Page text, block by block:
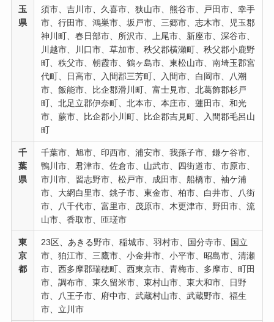
玉
県
須市、吉川市、久喜市、狭山市、熊谷市、戸田市、幸手
市、行田市、鴻巣市、坂戸市、三郷市、志木市、児玉郡
神川町、春日部市、所沢市、上尾市、新座市、深谷市、
川越市、川口市、草加市、秩父郡横瀬町、秩父郡小鹿野
町、秩父市、朝霞市、鶴ヶ島市、東松山市、南埼玉郡宮
代町、日高市、入間郡三芳町、入間市、白岡市、八潮
市、飯能市、比企郡滑川町、富士見市、北葛飾郡杉戸
町、北足立郡伊奈町、北本市、本庄市、蓮田市、和光
市、蕨市、比企郡小川町、比企郡吉見町、入間郡毛呂山
町
千
葉
県
千葉市、旭市、印西市、浦安市、我孫子市、鎌ケ谷市、
鴨川市、君津市、佐倉市、山武市、四街道市、市原市、
市川市、習志野市、松戸市、成田市、船橋市、袖ケ浦
市、大網白里市、銚子市、東金市、柏市、白井市、八街
市、八千代市、富里市、茂原市、木更津市、野田市、流
山市、香取市、匝瑳市
東
京
都
23区、あきる野市、稲城市、羽村市、国分寺市、国立
市、狛江市、三鷹市、小金井市、小平市、昭島市、清瀬
市、西多摩郡瑞穂町、西東京市、青梅市、多摩市、町田
市、調布市、東久留米市、東村山市、東大和市、日野
市、八王子市、府中市、武蔵村山市、武蔵野市、福生
市、立川市